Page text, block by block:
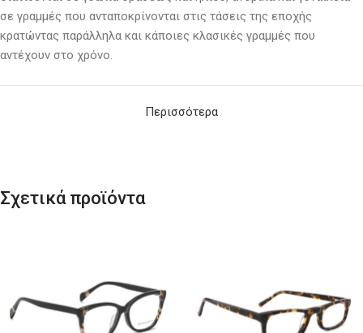
σε γραμμές που ανταποκρίνονται στις τάσεις της εποχής
κρατώντας παράλληλα και κάποιες κλασικές γραμμές που
αντέχουν στο χρόνο.
Περισσότερα
Σχετικά προϊόντα